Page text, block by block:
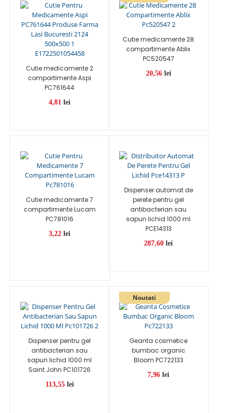
Cutie medicamente 2
compartimente Aspi
PC761644
4,81lei
Cutie medicamente 28
compartimente Ablix
PC520547
20,56 lei
Cutie medicamente 7
compartimente Lucam
PC781016
3,22lei
Dispenser automat de
perete pentru gel
antibacterian sau
sapun lichid 1000 ml
PCE14313
287,60lei
Dispenser pentru gel
antibacterian sau
sapun lichid 1000 ml
Saint John PC101726
113,55 lei
Geanta cosmetice
bumbac organic
Bloom PC722133
7,96lei